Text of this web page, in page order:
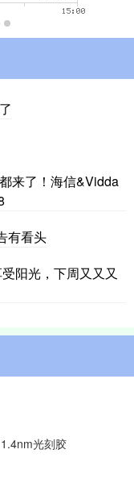
来了！海信&Vidda
有看头
阳光，下周又又又
光刻胶